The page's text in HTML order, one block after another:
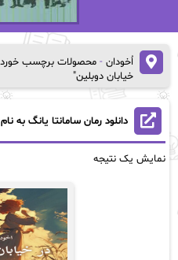
اُخودان- محصولات برچسب خورده
خیابان دوبلین"
دانلود رمان سامانتا یانگ به
نمایش یک نتیجه